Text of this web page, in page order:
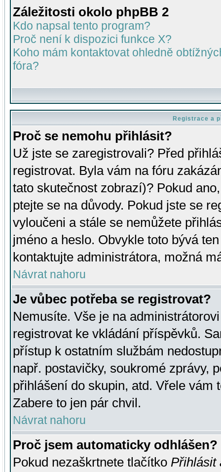
Záležitosti okolo phpBB 2
Kdo napsal tento program?
Proč není k dispozici funkce X?
Koho mám kontaktovat ohledně
fóra?
Registrace a
Proč se nemohu přihlásit?
Už jste se zaregistrovali? Před
registrovat. Byla vám na fóru
tato skutečnost zobrazí)? Pokud
ptejte se na důvody. Pokud jste se
vyloučeni a stále se nemůžete
jméno a heslo. Obvykle toto bývá
kontaktujte administrátora, možná
Návrat nahoru
Je vůbec potřeba se registrovat?
Nemusíte. Vše je na
registrovat ke vkládání příspěvků.
přístup k ostatním službám
např. postavičky, soukromé zprávy,
přihlášení do skupin, atd. Vřele vám
Zabere to jen pár chvil.
Návrat nahoru
Proč jsem automaticky odhlášen?
Pokud nezaškrtnete tlačítko Přihlásit